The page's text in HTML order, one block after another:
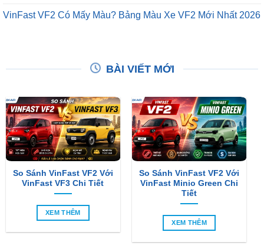
VinFast VF2 Có Mấy Màu? Bảng Màu Xe VF2 Mới Nhất 2026
BÀI VIẾT MỚI
So Sánh VinFast VF2 Với
VinFast VF3 Chi Tiết
XEM THÊM
So Sánh VinFast VF2 Với
VinFast Minio Green Chi
Tiết
XEM THÊM